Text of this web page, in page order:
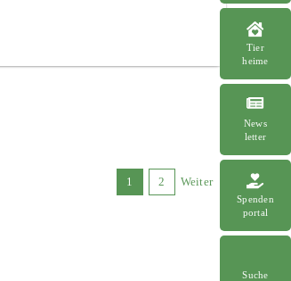
Tier
heime
News
letter
Spenden
portal
Suche
1 2 Weiter